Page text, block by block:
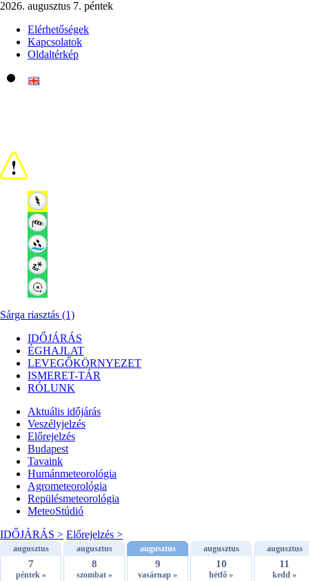
2026. augusztus 7. péntek
Elérhetőségek
Kapcsolatok
Oldaltérkép
Sárga riasztás (1)
IDŐJÁRÁS
ÉGHAJLAT
LEVEGŐKÖRNYEZET
ISMERET-TÁR
RÓLUNK
Aktuális időjárás
Veszélyjelzés
Előrejelzés
Budapest
Tavaink
Humánmeteorológia
Agrometeorológia
Repülésmeteorológia
MeteoStúdió
IDŐJÁRÁS > Előrejelzés >
augusztus
7
péntek »
augusztus
8
szombat »
augusztus
9
vasárnap »
augusztus
10
hétfő »
augusztus
11
kedd »